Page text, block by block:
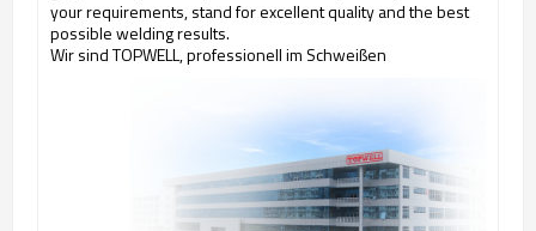
your requirements, stand for excellent quality and the best
possible welding results.
Wir sind TOPWELL, professionell im Schweißen